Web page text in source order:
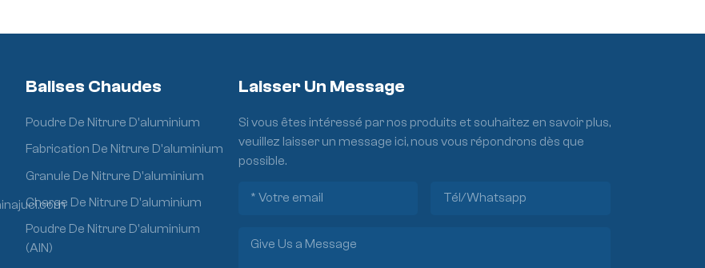
Balises Chaudes
Poudre De Nitrure D'aluminium
Fabrication De Nitrure D'aluminium
Granule De Nitrure D'aluminium
Charge De Nitrure D'aluminium
Poudre De Nitrure D'aluminium
(AlN)
Laisser Un Message
Si vous êtes intéressé par nos produits et souhaitez en savoir plus,
veuillez laisser un message ici, nous vous répondrons dès que
possible.